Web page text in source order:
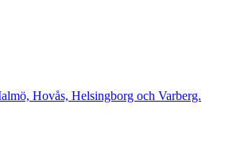
Hovås, Helsingborg och Varberg.